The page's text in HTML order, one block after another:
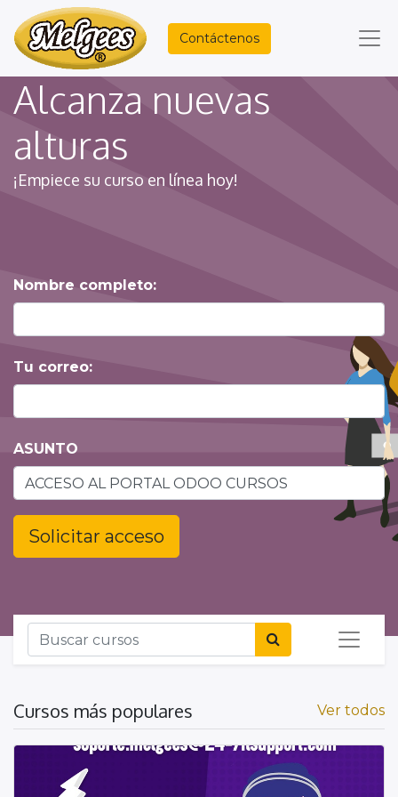
Contáctenos
Alcanza nuevas
alturas
¡Empiece su curso en línea hoy!
Nombre completo:
Tu correo:
ASUNTO
Solicitar acceso
Ver todos
Cursos más populares